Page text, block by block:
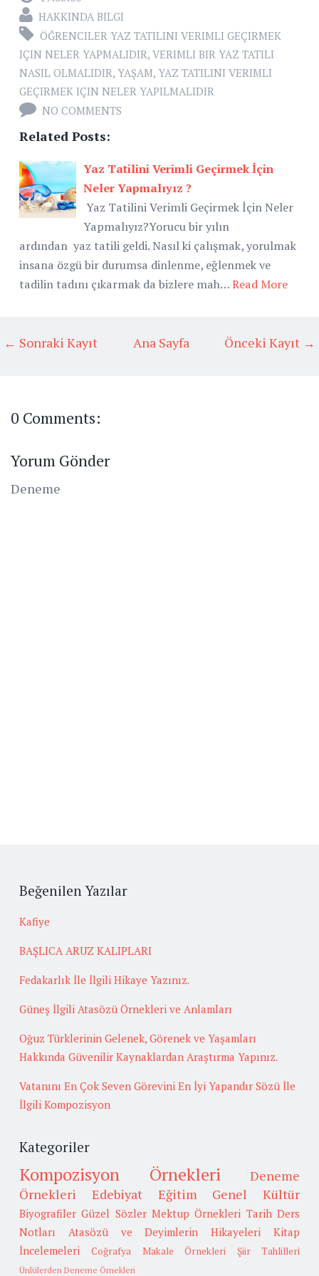
HAKKINDA BILGI
ÖĞRENCILER YAZ TATILINI VERIMLI GEÇIRMEK
IÇIN NELER YAPMALIDIR, VERIMLI BIR YAZ TATILI
NASIL OLMALIDIR, YAŞAM, YAZ TATILINI VERIMLI
GEÇIRMEK IÇIN NELER YAPILMALIDIR
NO COMMENTS
Related Posts:
Yaz Tatilini Verimli Geçirmek İçin
Neler Yapmalıyız ?
Yaz Tatilini Verimli Geçirmek İçin Neler
Yapmalıyız?Yorucu bir yılın
ardından yaz tatili geldi. Nasıl ki çalışmak, yorulmak
insana özgü bir durumsa dinlenme, eğlenmek ve
tadilin tadını çıkarmak da bizlere mah…Read More
← Sonraki Kayıt Önceki Kayıt →
Ana Sayfa
0 Comments:
Yorum Gönder
Deneme
Beğenilen Yazılar
Kafiye
BAŞLICA ARUZ KALIPLARI
Fedakarlık İle İlgili Hikaye Yazınız.
Güneş İlgili Atasözü Örnekleri ve Anlamları
Oğuz Türklerinin Gelenek, Görenek ve Yaşamları
Hakkında Güvenilir Kaynaklardan Araştırma Yapınız.
Vatanını En Çok Seven Görevini En İyi Yapandır Sözü İle
İlgili Kompozisyon
Kategoriler
Kompozisyon Örnekleri
Deneme
Örnekleri
Edebiyat Eğitim Genel Kültür
Biyografiler Güzel Sözler Mektup Örnekleri Tarih Ders
Notları
Atasözü ve Deyimlerin Hikayeleri
Kitap
İncelemeleri
Coğrafya Makale Örnekleri Şiir Tahlilleri
Ünlülerden Deneme Örnekleri